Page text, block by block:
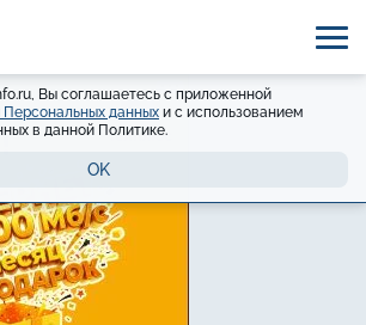
Вы соглашаетесь с приложенной
Персональных данных и с использованием
в данной Политике.
OK